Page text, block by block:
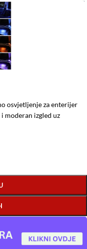
osvjetljenje za enterijer
moderan izgled uz